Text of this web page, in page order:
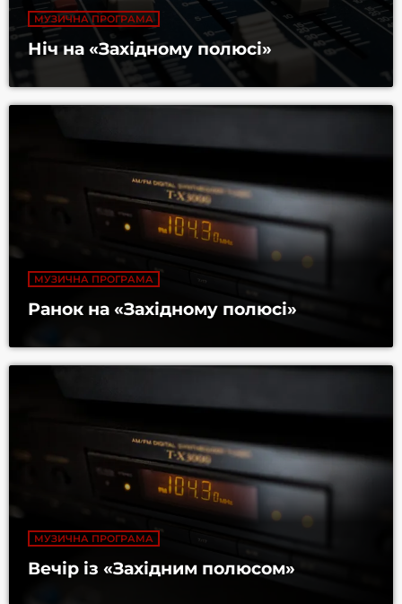
МУЗИЧНА ПРОГРАМА
Ніч на «Західному полюсі»
МУЗИЧНА ПРОГРАМА
Ранок на «Західному полюсі»
МУЗИЧНА ПРОГРАМА
Вечір із «Західним полюсом»